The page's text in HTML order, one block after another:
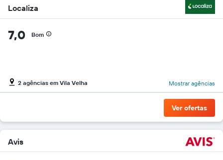
aluguel
carro
para
Localiza
7,0 Bom
2 agências em Vila Velha Mostrar agências
Ver ofertas
Avis